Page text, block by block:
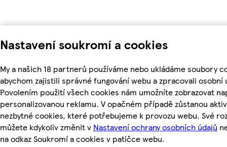
Nastavení soukromí a cookies
My a našich 18 partnerů používáme nebo ukládáme soubory
abychom zajistili správné fungování webu a zpracovali osobní
Povolením použití všech cookies nám umožníte zobrazovat
personalizovanou reklamu. V opačném případě zůstanou
nezbytné cookies, které potřebujeme k provozu webu. Své
můžete kdykoliv změnit v Nastavení ochrany osobních údajů
na odkaz Soukromí a cookies v patičce webu.